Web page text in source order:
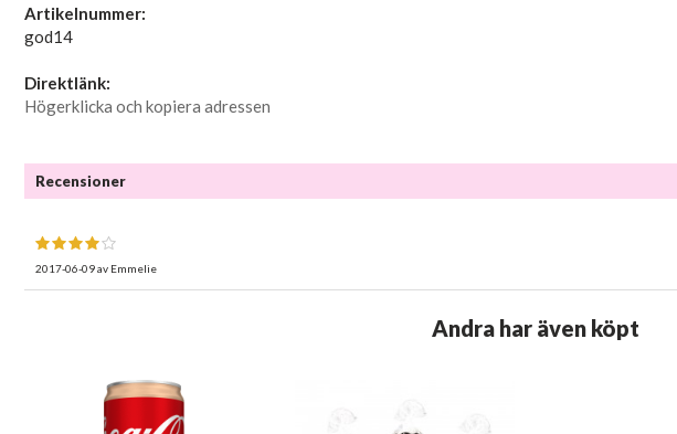
Artikelnummer:
god14
Direktlänk:
Högerklicka och kopiera adressen
Recensioner
2017-06-09av Emmelie
Andra har även köpt